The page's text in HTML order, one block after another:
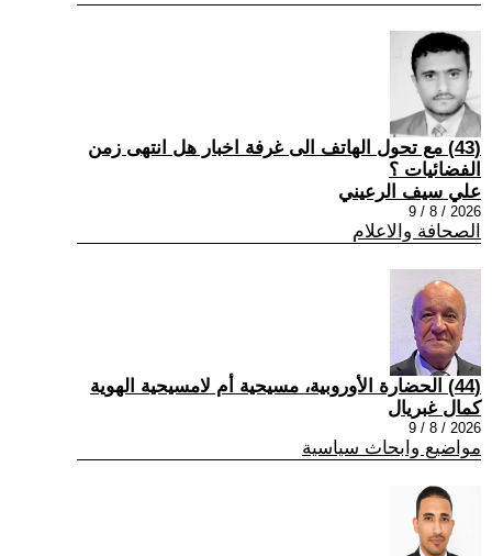
(43) مع تحول الهاتف الى غرفة اخبار هل انتهى زمن
الفضائيات ؟
علي سيف الرعيني
2026 / 8 / 9
الصحافة والاعلام
(44) الحضارة الأوروبية، مسيحية أم لامسيحية الهوية
كمال غبريال
2026 / 8 / 9
مواضيع وابحاث سياسية